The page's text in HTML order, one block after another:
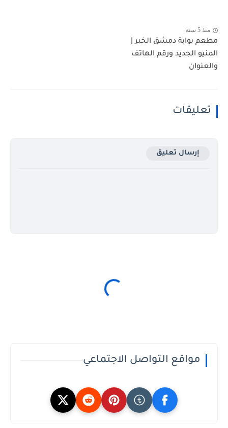
منذ 5 سنة
مطعم بوابة دمشق الخبر |
المنيو الجديد ورقم الهاتف
والعنوان
تعليقات
إرسال تعليق
مواقع التواصل الاجتماعي